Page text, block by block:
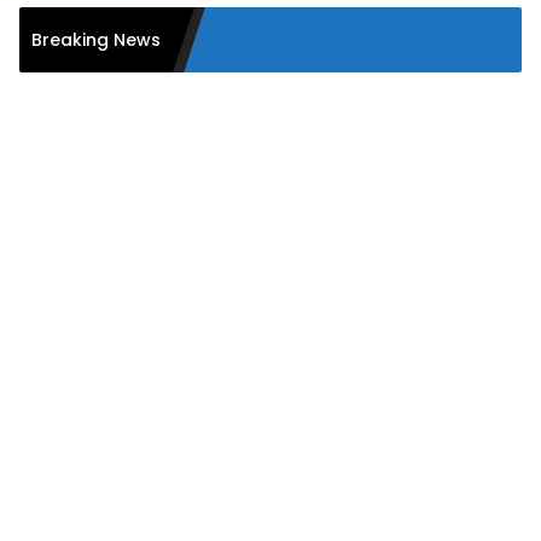
Breaking News